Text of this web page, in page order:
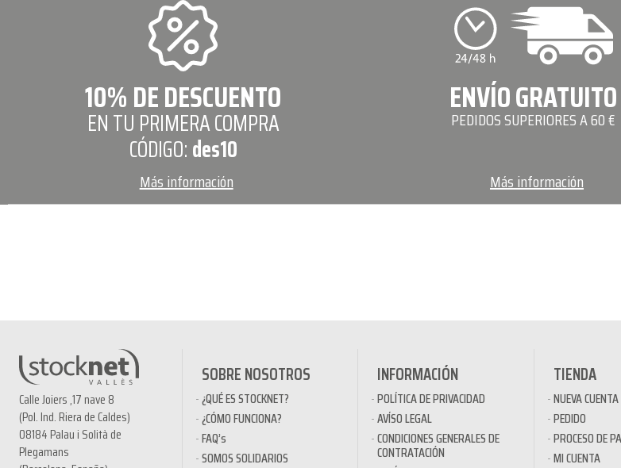
10% DE DESCUENTO
EN TU PRIMERA COMPRA
CÓDIGO:des10
Más información
ENVÍO GRATUITO
PEDIDOS SUPERIORES A 60 €
Más información
Calle Joiers ,17 nave 8
(Pol. Ind. Riera de Caldes)
08184 Palau i Solità de
Plegamans
SOBRE NOSOTROS
¿QUÉ ES STOCKNET?
¿CÓMO FUNCIONA?
FAQ’s
SOMOS SOLIDARIOS
INFORMACIÓN
POLÍTICA DE PRIVACIDAD
AVÍSO LEGAL
CONDICIONES GENERALES DE
CONTRATACIÓN
TIENDA
NUEVA CUENTA
PEDIDO
PROCESO DE
MI CUENTA